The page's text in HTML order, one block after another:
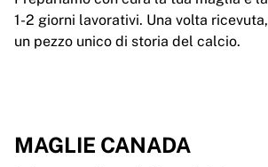
1-2 giorni lavorativi. Una volta
un pezzo unico di storia del calcio.
MAGLIE CANADA